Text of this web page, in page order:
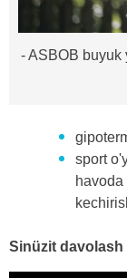
- ASBOB
sport
Sinüzit